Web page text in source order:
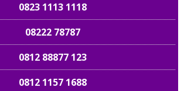
0823 1113 1118
08222 78787
0812 88877 123
0812 1157 1688